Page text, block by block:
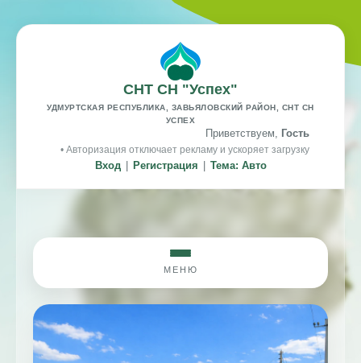
СНТ СН "Успех"
УДМУРТСКАЯ РЕСПУБЛИКА, ЗАВЬЯЛОВСКИЙ РАЙОН, СНТ СН
УСПЕХ
Приветствуем, Гость
• Авторизация отключает рекламу и ускоряет загрузку
Вход Регистрация Тема: Авто
МЕНЮ